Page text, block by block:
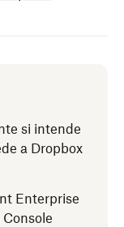
si intende
a Dropbox
Enterprise